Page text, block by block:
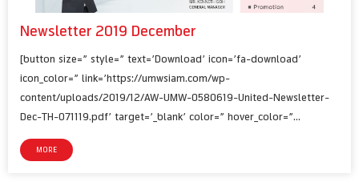
Newsletter 2019 December
[button size=” style=” text=’Download’ icon=’fa-download’
icon_color=” link=’https://umwsiam.com/wp-
content/uploads/2019/12/AW-UMW-0580619-United-Newsletter-
Dec-TH-071119.pdf’ target=’_blank’ color=” hover_color=”…
MORE